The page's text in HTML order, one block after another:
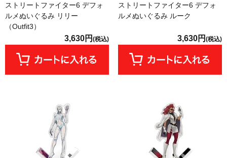
ストリートファイター6 デフォ
ルメぬいぐるみ リリー
（Outfit3）
3,630円 (税込)
ストリートファイター6 デフォ
ルメぬいぐるみ ルーク
3,630円 (税込)